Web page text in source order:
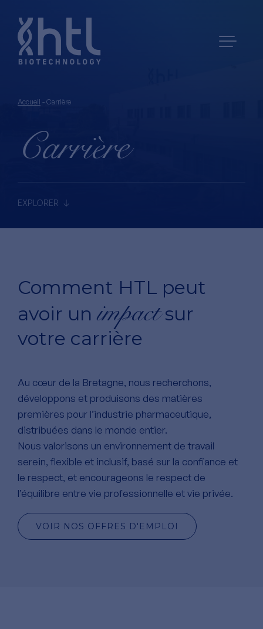
Accueil - Carrière
Carrière
EXPLORER
Comment HTL peut
avoir un impactsur
votre carrière
Au cœur de la Bretagne, nous recherchons,
développons et produisons des matières
premières pour l’industrie pharmaceutique,
distribuées dans le monde entier.
Nous valorisons un environnement de travail
serein, flexible et inclusif, basé sur la confiance et
le respect, et encourageons le respect de
l’équilibre entre vie professionnelle et vie privée.
VOIR NOS OFFRES D'EMPLOI